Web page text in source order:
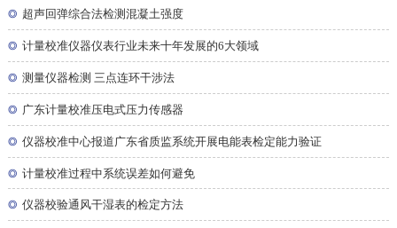
◎ 超声回弹综合法检测混凝土强度
◎ 计量校准仪器仪表行业未来十年发展的6大领域
◎ 测量仪器检测 三点连环干涉法
◎ 广东计量校准压电式压力传感器
◎ 仪器校准中心报道广东省质监系统开展电能表检定能力验证
◎ 计量校准过程中系统误差如何避免
◎ 仪器校验通风干湿表的检定方法